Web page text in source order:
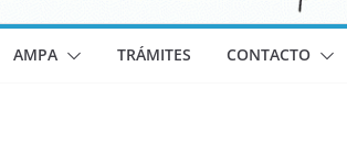
AMPA TRÁMITES CONTACTO